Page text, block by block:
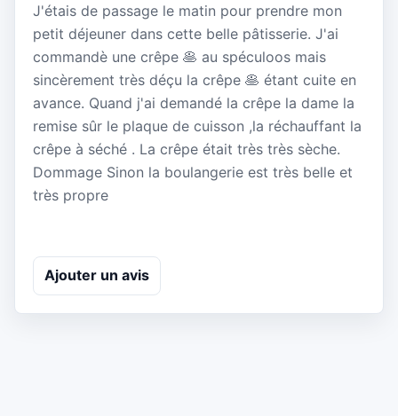
J'étais de passage le matin pour prendre mon
petit déjeuner dans cette belle pâtisserie. J'ai
commandè une crêpe 🥞 au spéculoos mais
sincèrement très déçu la crêpe 🥞 étant cuite en
avance. Quand j'ai demandé la crêpe la dame la
remise sûr le plaque de cuisson ,la réchauffant la
crêpe à séché . La crêpe était très très sèche.
Dommage Sinon la boulangerie est très belle et
très propre
Ajouter un avis